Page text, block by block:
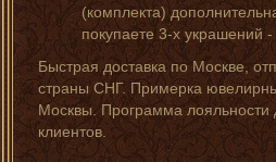
(комплекта)
покупаете 3-х украшений -
Быстрая доставка по Москве,
страны СНГ. Примерка
Москвы. Программа лояльности
клиентов.